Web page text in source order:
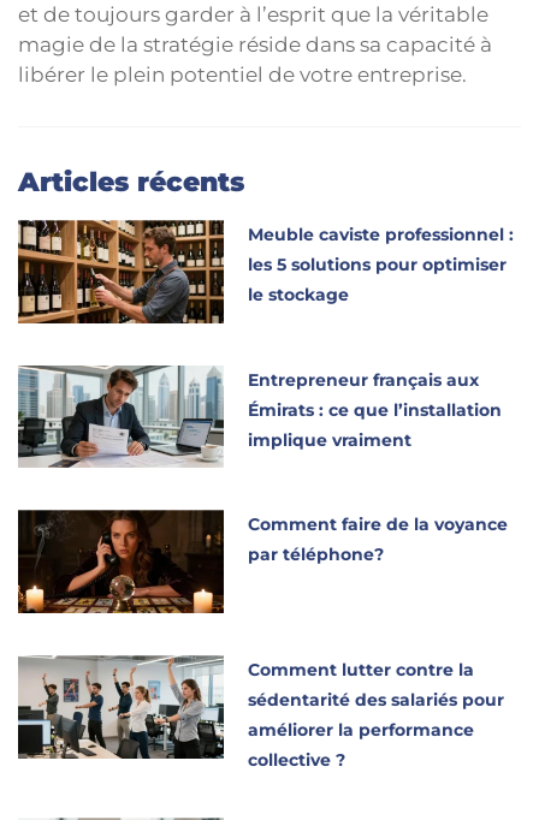
et de toujours garder à l’esprit que la véritable
magie de la stratégie réside dans sa capacité à
libérer le plein potentiel de votre entreprise.
Articles récents
Meuble caviste professionnel :
les 5 solutions pour optimiser
le stockage
Entrepreneur français aux
Émirats : ce que l’installation
implique vraiment
Comment faire de la voyance
par téléphone?
Comment lutter contre la
sédentarité des salariés pour
améliorer la performance
collective ?